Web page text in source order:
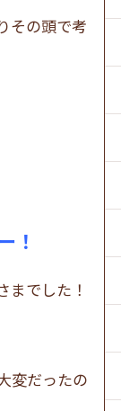
その頭で考
！
までした！
変だったの